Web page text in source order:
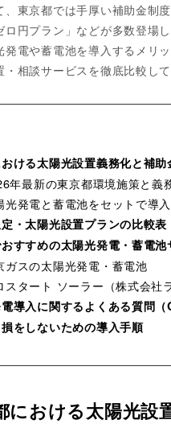
、東京都では手厚い補助金制
ロ円プラン」などが多数登場
発電や蓄電池を導入するメリ
相談サービスを徹底比較して
ける太陽光設置義務化と補助
年最新の東京都環境施策と義
光発電と蓄電池をセットで導
・太陽光設置プランの比較表
すすめの太陽光発電・蓄電池
スの太陽光発電・蓄電池
タート ソーラー（株式会社
導入に関するよくある質問（
をしないための導入手順
における太陽光設